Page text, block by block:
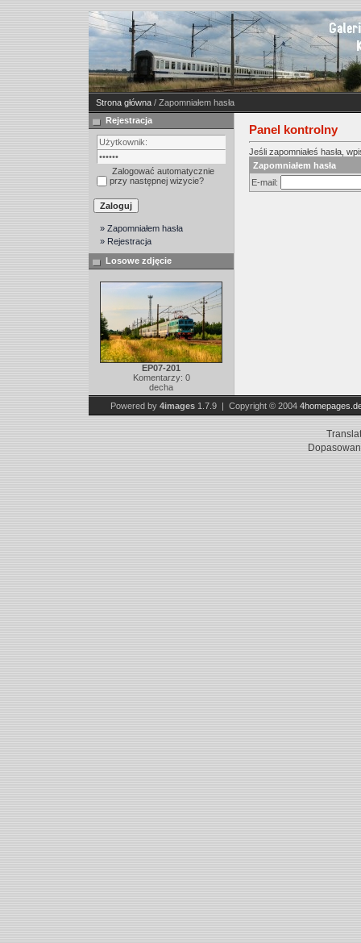
Strona główna / Zapomniałem hasła
Rejestracja
Zalogować automatycznie
przy następnej wizycie?
» Zapomniałem hasła
» Rejestracja
Losowe zdjęcie
EP07-201
Komentarzy: 0
decha
Panel kontrolny
Jeśli zapomniałeś hasła,
Zapomniałem hasła
E-mail:
Powered by 4images 1.7.9 | Copyright © 2004